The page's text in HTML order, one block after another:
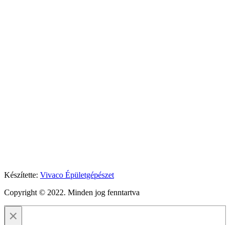
Készítette: Vivaco Épületgépészet
Copyright © 2022. Minden jog fenntartva
×